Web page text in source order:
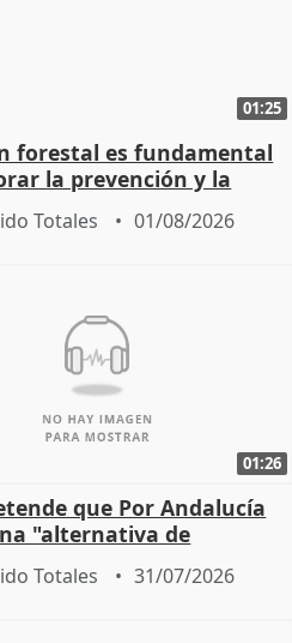
01:25
forestal es fundamental
la prevención y la
frente a incendios
Totales 01/08/2026
01:26
que Por Andalucía
"alternativa de
su labor de oposición
Totales 31/07/2026